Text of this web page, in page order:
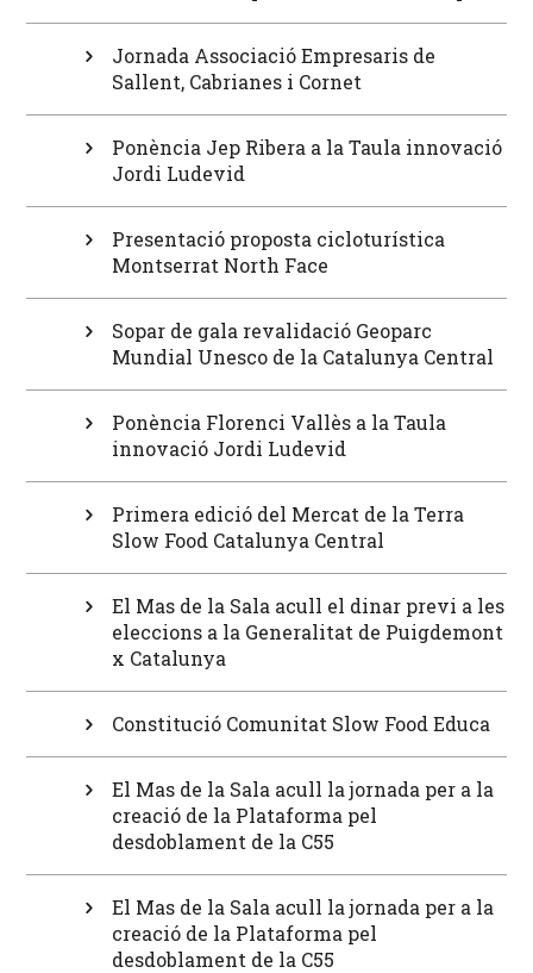
Jornada Associació Empresaris de
Sallent, Cabrianes i Cornet
Ponència Jep Ribera a la Taula innovació
Jordi Ludevid
Presentació proposta cicloturística
Montserrat North Face
Sopar de gala revalidació Geoparc
Mundial Unesco de la Catalunya Central
Ponència Florenci Vallès a la Taula
innovació Jordi Ludevid
Primera edició del Mercat de la Terra
Slow Food Catalunya Central
El Mas de la Sala acull el dinar previ a les
eleccions a la Generalitat de Puigdemont
x Catalunya
Constitució Comunitat Slow Food Educa
El Mas de la Sala acull la jornada per a la
creació de la Plataforma pel
desdoblament de la C55
El Mas de la Sala acull la jornada per a la
creació de la Plataforma pel
desdoblament de la C55